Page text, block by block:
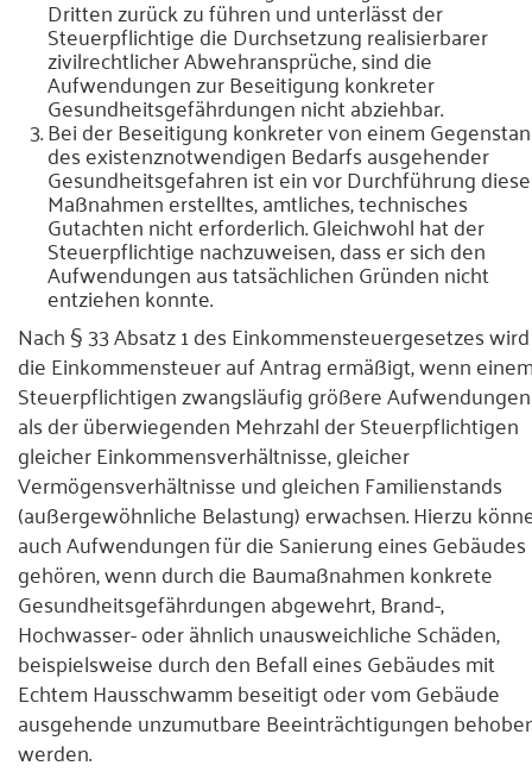
Dritten zurück zu führen und unterlässt der
Steuerpflichtige die Durchsetzung realisierbarer
zivilrechtlicher Abwehransprüche, sind die
Aufwendungen zur Beseitigung konkreter
Gesundheitsgefährdungen nicht abziehbar.
Bei der Beseitigung konkreter von einem
des existenznotwendigen Bedarfs ausgehender
Gesundheitsgefahren ist ein vor Durchführung
Maßnahmen erstelltes, amtliches, technisches
Gutachten nicht erforderlich. Gleichwohl hat der
Steuerpflichtige nachzuweisen, dass er sich den
Aufwendungen aus tatsächlichen Gründen nicht
entziehen konnte.
Nach § 33 Absatz 1 des Einkommensteuergesetzes wird
die Einkommensteuer auf Antrag ermäßigt, wenn
Steuerpflichtigen zwangsläufig größere Aufwendungen
als der überwiegenden Mehrzahl der Steuerpflichtigen
gleicher Einkommensverhältnisse, gleicher
Vermögensverhältnisse und gleichen Familienstands
(außergewöhnliche Belastung) erwachsen. Hierzu
auch Aufwendungen für die Sanierung eines Gebäudes
gehören, wenn durch die Baumaßnahmen konkrete
Gesundheitsgefährdungen abgewehrt, Brand-,
Hochwasser- oder ähnlich unausweichliche Schäden,
beispielsweise durch den Befall eines Gebäudes mit
Echtem Hausschwamm beseitigt oder vom Gebäude
ausgehende unzumutbare Beeinträchtigungen
werden.